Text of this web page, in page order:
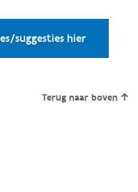
suggesties hier
Terug naar boven